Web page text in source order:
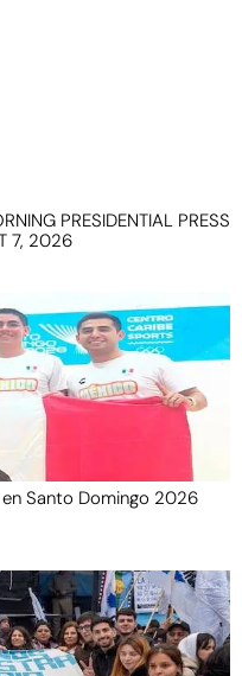
PRESIDENTIAL PRESS
7, 2026
Santo Domingo 2026